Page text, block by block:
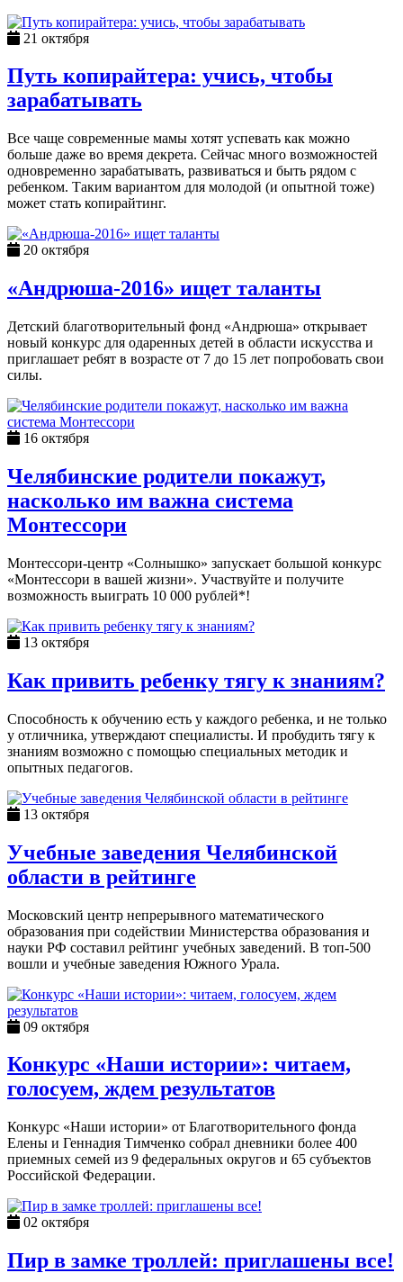
21 октября
Путь копирайтера: учись, чтобы
зарабатывать
Все чаще современные мамы хотят успевать как можно
больше даже во время декрета. Сейчас много возможностей
одновременно зарабатывать, развиваться и быть рядом с
ребенком. Таким вариантом для молодой (и опытной тоже)
может стать копирайтинг.
20 октября
«Андрюша-2016» ищет таланты
Детский благотворительный фонд «Андрюша» открывает
новый конкурс для одаренных детей в области искусства и
приглашает ребят в возрасте от 7 до 15 лет попробовать свои
силы.
16 октября
Челябинские родители покажут,
насколько им важна система
Монтессори
Монтессори-центр «Солнышко» запускает большой конкурс
«Монтессори в вашей жизни». Участвуйте и получите
возможность выиграть 10 000 рублей*!
13 октября
Как привить ребенку тягу к знаниям?
Способность к обучению есть у каждого ребенка, и не только
у отличника, утверждают специалисты. И пробудить тягу к
знаниям возможно с помощью специальных методик и
опытных педагогов.
13 октября
Учебные заведения Челябинской
области в рейтинге
Московский центр непрерывного математического
образования при содействии Министерства образования и
науки РФ составил рейтинг учебных заведений. В топ-500
вошли и учебные заведения Южного Урала.
09 октября
Конкурс «Наши истории»: читаем,
голосуем, ждем результатов
Конкурс «Наши истории» от Благотворительного фонда
Елены и Геннадия Тимченко собрал дневники более 400
приемных семей из 9 федеральных округов и 65 субъектов
Российской Федерации.
02 октября
Пир в замке троллей: приглашены все!